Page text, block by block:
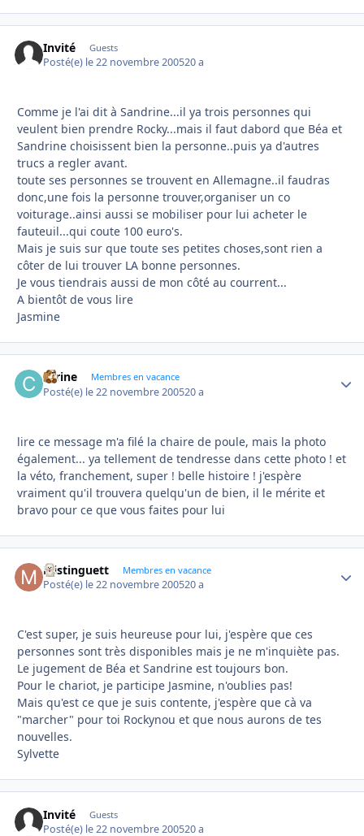
Invité Guests
Posté(e) le 22 novembre 200520 a
Comme je l'ai dit à Sandrine...il ya trois personnes qui
veulent bien prendre Rocky...mais il faut dabord que Béa et
Sandrine choisissent bien la personne..puis ya d'autres
trucs a regler avant.
toute ses personnes se trouvent en Allemagne..il faudras
donc,une fois la personne trouver,organiser un co
voiturage..ainsi aussi se mobiliser pour lui acheter le
fauteuil...qui coute 100 euro's.
Mais je suis sur que toute ses petites choses,sont rien a
côter de lui trouver LA bonne personnes.
Je vous tiendrais aussi de mon côté au courrent...
A bientôt de vous lire
Jasmine
carine Membres en vacance
Posté(e) le 22 novembre 200520 a
lire ce message m'a filé la chaire de poule, mais la photo
également... ya tellement de tendresse dans cette photo ! et
la véto, franchement, super ! belle histoire ! j'espère
vraiment qu'il trouvera quelqu'un de bien, il le mérite et
bravo pour ce que vous faites pour lui
Mistinguett Membres en vacance
Posté(e) le 22 novembre 200520 a
C'est super, je suis heureuse pour lui, j'espère que ces
personnes sont très disponibles mais je ne m'inquiète pas.
Le jugement de Béa et Sandrine est toujours bon.
Pour le chariot, je participe Jasmine, n'oublies pas!
Mais qu'est ce que je suis contente, j'espère que cà va
"marcher" pour toi Rockynou et que nous aurons de tes
nouvelles.
Sylvette
Invité Guests
Posté(e) le 22 novembre 200520 a